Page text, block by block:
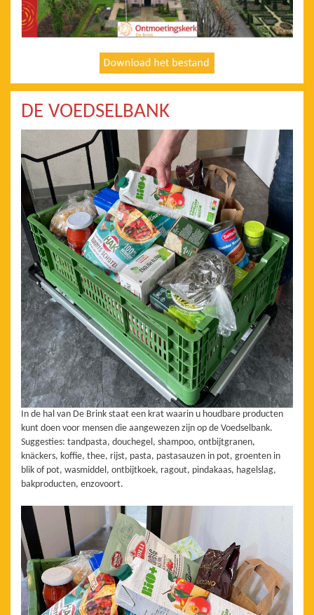
DE VOEDSELBANK
In de hal van De Brink staat een krat waarin u houdbare producten
kunt doen voor mensen die aangewezen zijn op de Voedselbank.
Suggesties: tandpasta, douchegel, shampoo, ontbijtgranen,
knäckers, koffie, thee, rijst, pasta, pastasauzen in pot, groenten in
blik of pot, wasmiddel, ontbijtkoek, ragout, pindakaas, hagelslag,
bakproducten, enzovoort.